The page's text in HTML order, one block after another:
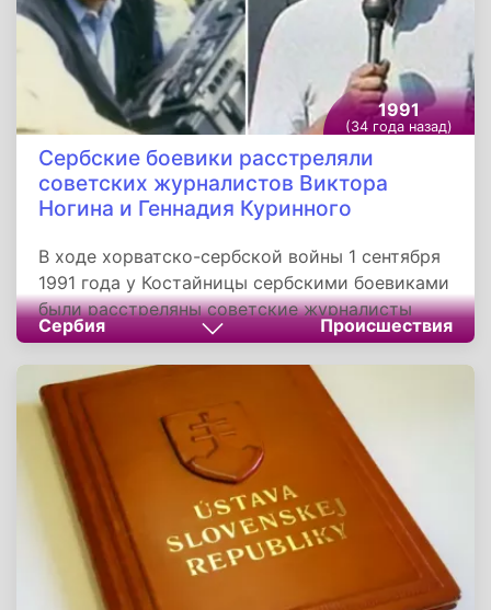
1991
(34 года назад)
Сербские боевики расстреляли
советских журналистов Виктора
Ногина и Геннадия Куринного
В ходе хорватско-сербской войны 1 сентября
1991 года у Костайницы сербскими боевиками
были расстреляны советские журналисты
Виктор Ногин и Геннадий Куринной.
Журналисты направлялись на позиции сербов
для съемки репортажа накануне готовящегося
наступления сербских сил. Автомобиль с
советскими журналистами был обстрелян из
засады, после остановки машины сербы
проверили документы Виктора Ногина и
Геннадия Куринного, которые на тот момент
были живы, после чего хладнокровно
расстреляли журналистов и разграбили
автомобиль.
Сербия Происшествия